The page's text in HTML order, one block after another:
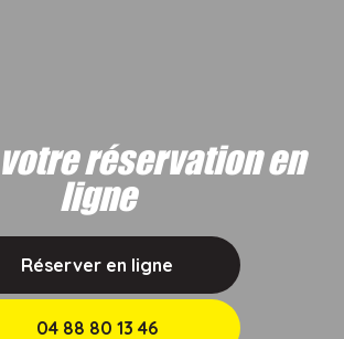
réservation en
ligne
Réserver en ligne
04 88 80 13 46